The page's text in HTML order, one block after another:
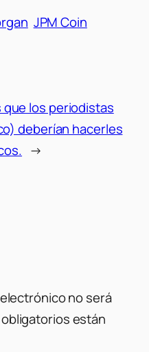
JPM Coin
que los periodistas
deberían hacerles
→
no será
están